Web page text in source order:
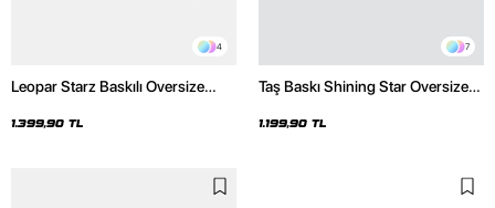
4
Leopar Starz Baskılı Oversize
Hoodie
1.399,90 TL
7
Taş Baskı Shining Star Oversize
1.199,90 TL